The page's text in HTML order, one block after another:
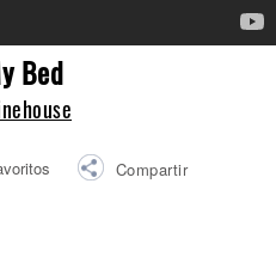
Bed
Compartir